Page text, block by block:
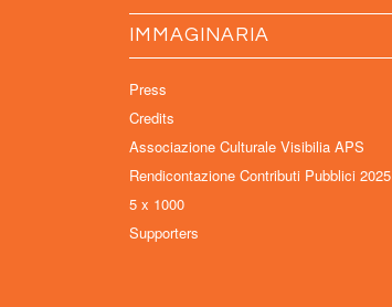
IMMAGINARIA
Press
Credits
Associazione Culturale Visibilia APS
Rendicontazione Contributi Pubblici 2025
5 x 1000
Supporters